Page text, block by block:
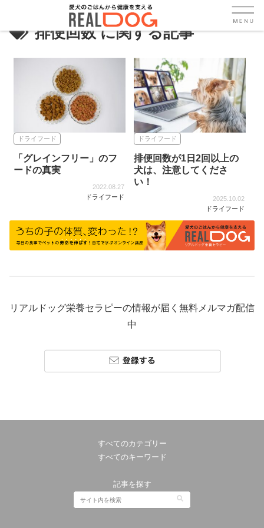
排便回数
ドライフード
「グレインフリー」のフ
ードの真実
2022.08.27
ドライフード
ドライフード
排便回数が1日2回以上の
犬は、注意してくださ
い！
2025.10.02
ドライフード
リアルドッグ栄養セラピーの情報が届く無料メルマガ配信
中
すべてのカテゴリー
すべてのキーワード
記事を探す